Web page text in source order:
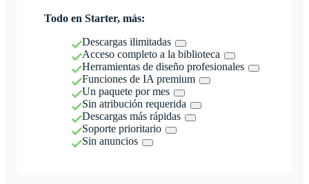
Todo en Starter, más:
Descargas ilimitadas
Acceso completo a la biblioteca
Herramientas de diseño profesionales
Funciones de IA premium
Un paquete por mes
Sin atribución requerida
Descargas más rápidas
Soporte prioritario
Sin anuncios